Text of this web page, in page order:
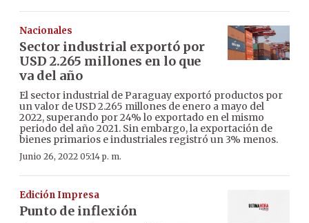
Nacionales
Sector industrial exportó por
USD 2.265 millones en lo que
va del año
El sector industrial de Paraguay exportó productos por
un valor de USD 2.265 millones de enero a mayo del
2022, superando por 24% lo exportado en el mismo
periodo del año 2021. Sin embargo, la exportación de
bienes primarios e industriales registró un 3% menos.
Junio 26, 2022 05:14 p. m.
Edición Impresa
Punto de inflexión